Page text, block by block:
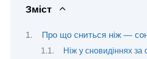
Зміст
Про що сниться ніж —
Ніж у сновидіннях за